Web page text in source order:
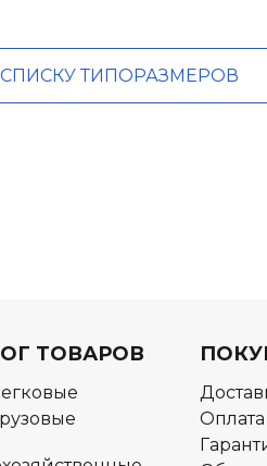
СПИСКУ ТИПОРАЗМЕРОВ
ТОВАРОВ
Оплата